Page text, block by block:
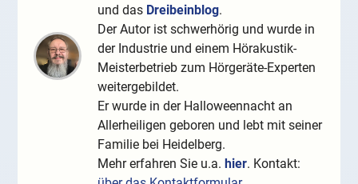
und das Dreibeinblog.
Der Autor ist schwerhörig und wurde in
der Industrie und einem Hörakustik-
Meisterbetrieb zum Hörgeräte-Experten
weitergebildet.
Er wurde in der Halloweennacht an
Allerheiligen geboren und lebt mit seiner
Familie bei Heidelberg.
Mehr erfahren Sie u.a. hier. Kontakt: